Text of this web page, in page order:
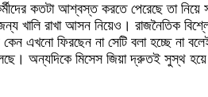
কতটা আশ্বস্ত করতে পেরেছে তা
জন্য খালি রাখা আসন নিয়েও। রাজনৈতিক
এখনো ফিরছেন না সেটি বলা হচ্ছে না
অন্যদিকে মিসেস জিয়া দ্রুতই সুস্থ